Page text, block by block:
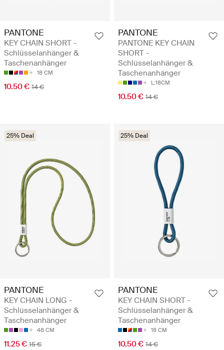
PANTONE
KEY CHAIN SHORT -
Schlüsselanhänger &
Taschenanhänger
18 CM
10.50 € 14 €
PANTONE
PANTONE KEY CHAIN
SHORT -
Schlüsselanhänger &
Taschenanhänger
L:18CM
10.50 € 14 €
25% Deal
PANTONE
KEY CHAIN LONG -
Schlüsselanhänger &
Taschenanhänger
48 CM
11.25 € 15 €
25% Deal
PANTONE
KEY CHAIN SHORT -
Schlüsselanhänger &
Taschenanhänger
18 CM
10.50 € 14 €